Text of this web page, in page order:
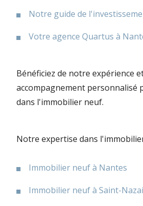
Notre guide de
Votre agence Quartus à
Bénéficiez de notre expérience
accompagnement personnalisé
dans l'immobilier neuf.
Notre expertise dans
Immobilier neuf à Nantes
Immobilier neuf à Saint-